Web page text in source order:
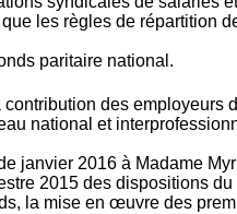
les règles de répartition
paritaire national.
des
national et
janvier 2016 à Madame
2015 des dispositions
la mise en œuvre des